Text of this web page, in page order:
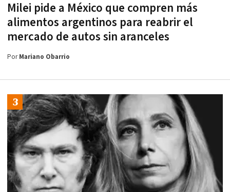
Milei pide a México que compren más
alimentos argentinos para reabrir el
mercado de autos sin aranceles
PorMariano Obarrio